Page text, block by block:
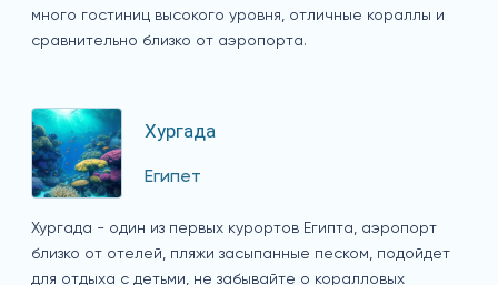
много гостиниц высокого уровня, отличные кораллы и
сравнительно близко от аэропорта.
Хургада
Египет
Хургада - один из первых курортов Египта, аэропорт
близко от отелей, пляжи засыпанные песком, подойдет
для отдыха с детьми, не забывайте о коралловых